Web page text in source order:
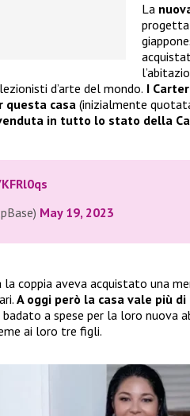
La
d’arte del mondo. I
questa casa (inizialmente
in tutto lo stato della
May 19, 2023
coppia aveva acquistato una
A oggi però la casa vale più
a spese per la loro nuova
ai loro tre figli.